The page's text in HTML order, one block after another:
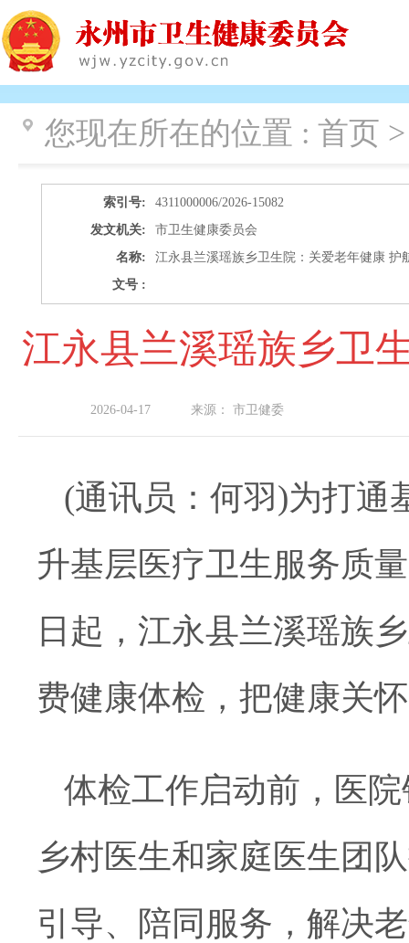
您现在所在的位置 : 首页
索引号:
4311000006/2026-15082
发文机关:
市卫生健康委员会
名称:
江永县兰溪瑶族乡卫生院：关爱老年健康 护
文号 :
江永县兰溪瑶族乡卫
2026-04-17 来源： 市卫健委
(通讯员：何羽)为打通
升基层医疗卫生服务质
日起，江永县兰溪瑶族
费健康体检，把健康关
体检工作启动前 ， 医
乡村医生和家庭医生团
引导、 陪同服务， 解决